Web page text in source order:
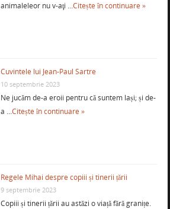
animaleleor nu v-aţi …Citește în continuare »
Cuvintele lui Jean-Paul Sartre
10 septembrie 2023
Ne jucăm de-a eroii pentru că suntem lași; și de-
a …Citește în continuare »
Regele Mihai despre copiii și tinerii țării
9 septembrie 2023
Copiii și tinerii țării au astăzi o viață fără granițe.